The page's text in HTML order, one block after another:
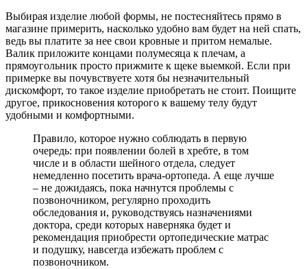
Выбирая изделие любой формы, не постесняйтесь прямо в
магазине примерить, насколько удобно вам будет на ней спать,
ведь вы платите за нее свои кровные и притом немалые.
Валик приложите концами полумесяца к плечам, а
прямоугольник просто прижмите к щеке выемкой. Если при
примерке вы почувствуете хотя бы незначительный
дискомфорт, то такое изделие приобретать не стоит. Поищите
другое, прикосновения которого к вашему телу будут
удобными и комфортными.
Правило, которое нужно соблюдать в первую
очередь: при появлении болей в хребте, в том
числе и в области шейного отдела, следует
немедленно посетить врача-ортопеда. А еще лучше
– не дожидаясь, пока начнутся проблемы с
позвоночником, регулярно проходить
обследования и, руководствуясь назначениями
доктора, среди которых наверняка будет и
рекомендация приобрести ортопедические матрас
и подушку, навсегда избежать проблем с
позвоночником.